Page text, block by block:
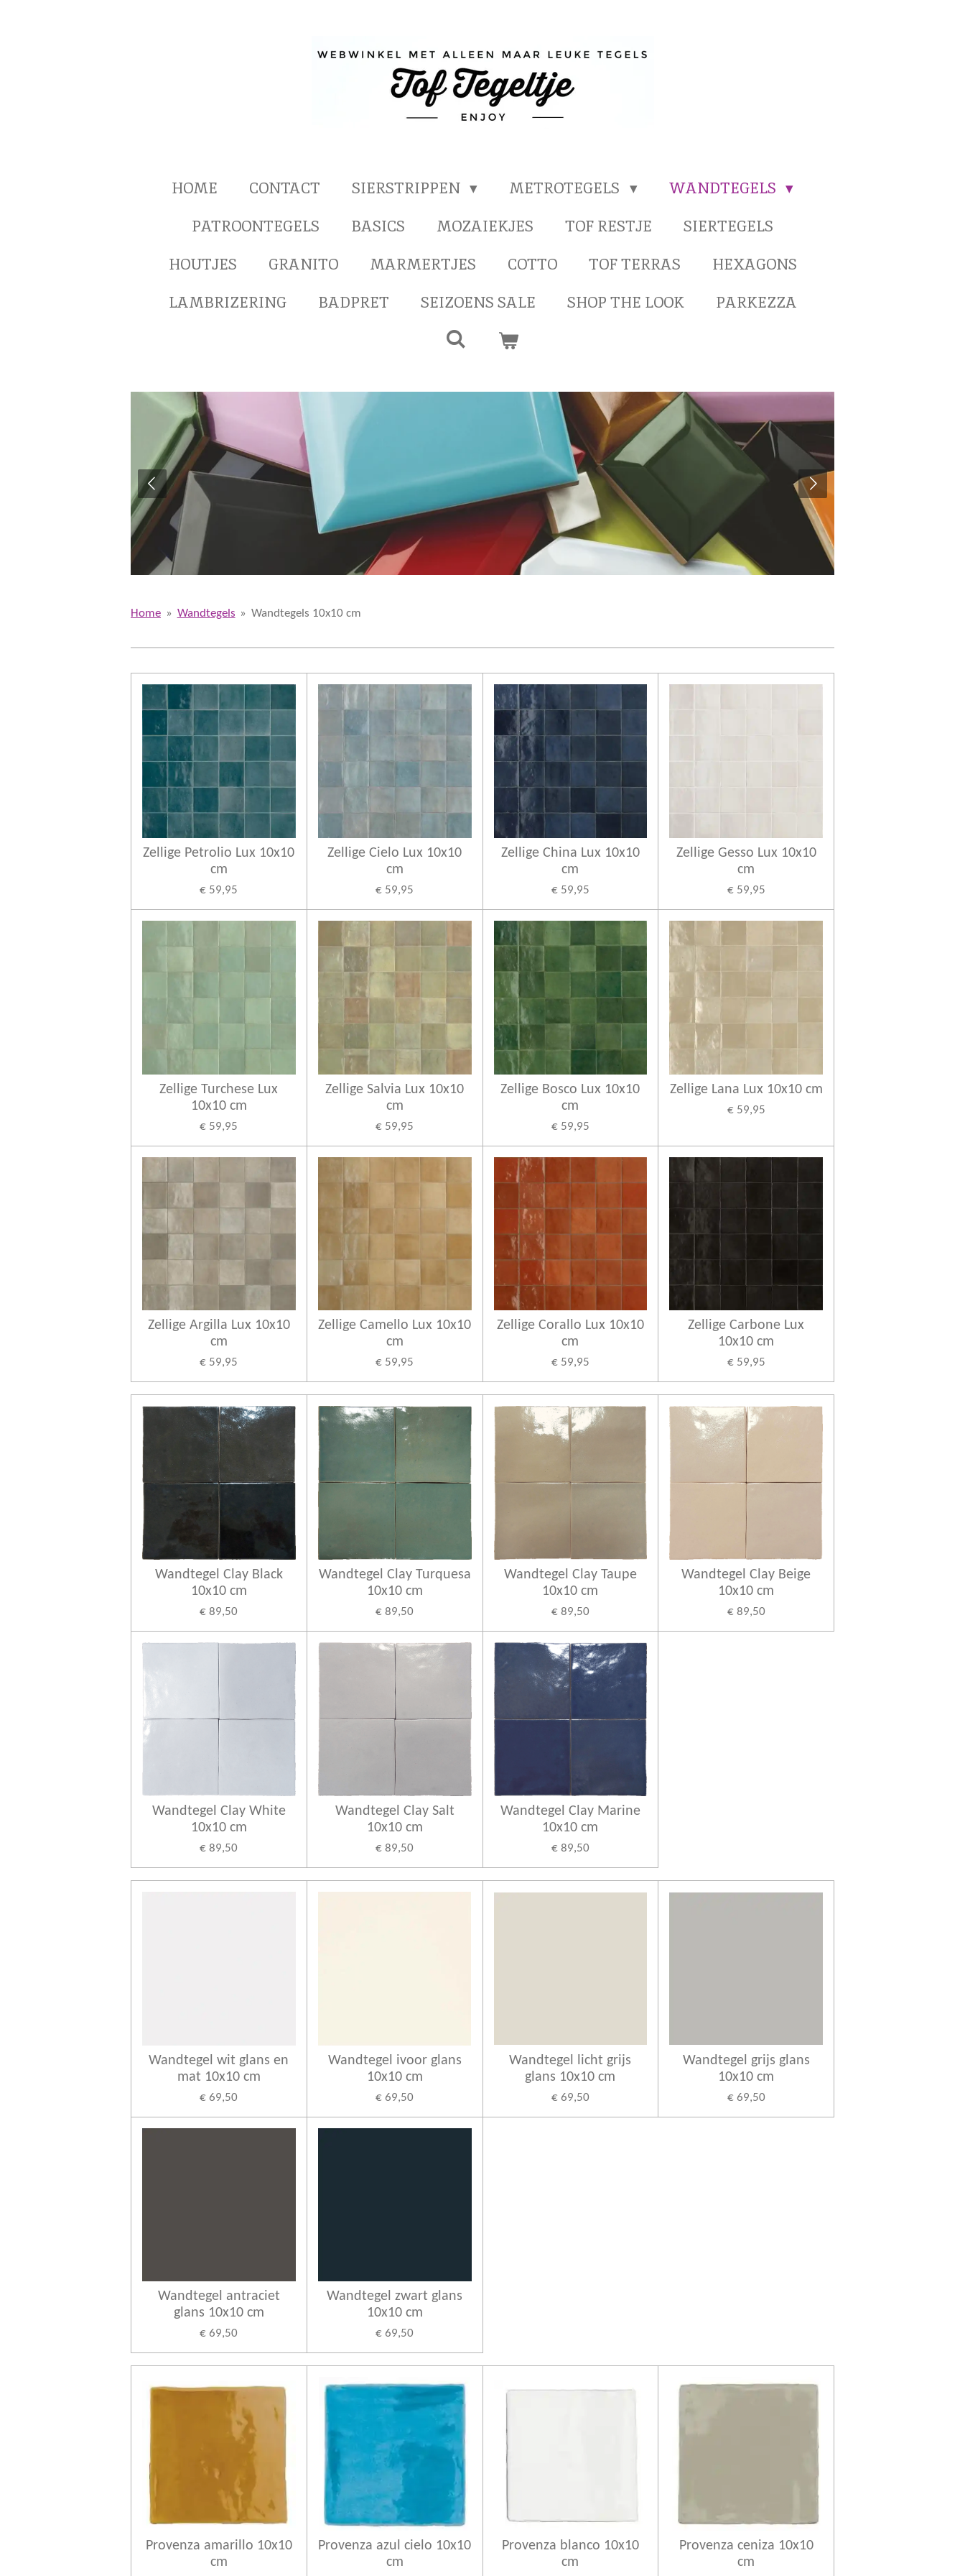
HOME CONTACT SIERSTRIPPEN METROTEGELS
WANDTEGELS
PATROONTEGELS
BASICS MOZAIEKJES TOF RESTJE
SIERTEGELS
HOUTJES
GRANITO MARMERTJES COTTO TOF TERRAS
HEXAGONS
LAMBRIZERING
BADPRET SEIZOENS SALE SHOP THE LOOK PARKEZZA
Home » Wandtegels » Wandtegels 10x10 cm
Zellige Petrolio Lux 10x10
cm
€ 59,95
Zellige Cielo Lux 10x10
cm
€ 59,95
Zellige China Lux 10x10
cm
€ 59,95
Zellige Gesso Lux 10x10
cm
€ 59,95
Zellige Turchese Lux
10x10 cm
€ 59,95
Zellige Salvia Lux 10x10
cm
€ 59,95
Zellige Bosco Lux 10x10
cm
€ 59,95
Zellige Lana Lux 10x10 cm
€ 59,95
Zellige Argilla Lux 10x10
cm
€ 59,95
Zellige Camello Lux 10x10
cm
€ 59,95
Zellige Corallo Lux 10x10
cm
€ 59,95
Zellige Carbone Lux
10x10 cm
€ 59,95
Wandtegel Clay Black
10x10 cm
€ 89,50
Wandtegel Clay Turquesa
10x10 cm
€ 89,50
Wandtegel Clay Taupe
10x10 cm
€ 89,50
Wandtegel Clay Beige
10x10 cm
€ 89,50
Wandtegel Clay White
10x10 cm
€ 89,50
Wandtegel Clay Salt
10x10 cm
€ 89,50
Wandtegel Clay Marine
10x10 cm
€ 89,50
Wandtegel wit glans en
mat 10x10 cm
€ 69,50
Wandtegel ivoor glans
10x10 cm
€ 69,50
Wandtegel licht grijs
glans 10x10 cm
€ 69,50
Wandtegel grijs glans
10x10 cm
€ 69,50
Wandtegel antraciet
glans 10x10 cm
€ 69,50
Wandtegel zwart glans
10x10 cm
€ 69,50
Provenza amarillo 10x10
cm
Provenza azul cielo 10x10
cm
Provenza blanco 10x10
cm
Provenza ceniza 10x10
cm